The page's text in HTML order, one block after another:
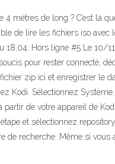
de long ? C’est là
de lire les fichiers iso
18.04. Hors ligne #5 Le
pour rester connecté,
zip ici et enregistrer le
Sélectionnez
de votre appareil de
et sélectionnez
recherche. Même si